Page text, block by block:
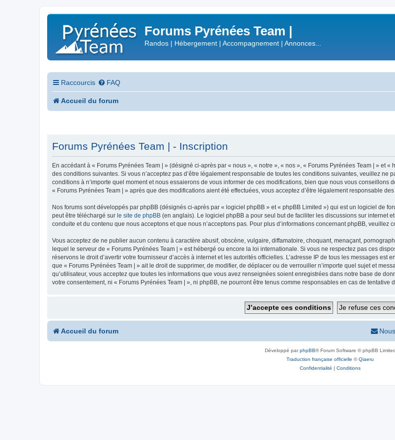
Forums Pyrénées Team |
Randos | Hébergement | Accompagnement | Annonces...
Raccourcis FAQ
Accueil du forum
Forums Pyrénées Team | - Inscription
En accédant à « Forums Pyrénées Team | » (désigné ci-après par « nous », « notre », « nos », « Forums Pyrénées Team | » et
des conditions suivantes. Si vous n’acceptez pas d’être légalement responsable de toutes les conditions suivantes, veuillez ne
conditions à n’importe quel moment et nous essaierons de vous informer de ces modifications, bien que nous vous
« Forums Pyrénées Team | » après que des modifications aient été effectuées, vous acceptez d’être légalement responsable
Nos forums sont développés par phpBB (désignés ci-après par « logiciel phpBB » et « phpBB Limited ») qui est un logiciel de
peut être téléchargé sur le site de phpBB (en anglais). Le logiciel phpBB a pour seul but de faciliter les discussions sur internet
conduite et du contenu que nous acceptons et que nous n’acceptons pas. Pour plus d’informations concernant phpBB, veuillez
Vous acceptez de ne publier aucun contenu à caractère abusif, obscène, vulgaire, diffamatoire, choquant, menaçant,
lequel le serveur de « Forums Pyrénées Team | » est hébergé ou encore la loi internationale. Si vous ne respectez pas ces
réservons le droit d’avertir votre fournisseur d’accès à internet et les autorités officielles. L’adresse IP de tous les messages
que « Forums Pyrénées Team | » ait le droit de supprimer, de modifier, de déplacer ou de verrouiller n’importe quel sujet et
qu’utilisateur, vous acceptez que toutes les informations que vous avez renseignées soient enregistrées dans notre base de
votre consentement, ni « Forums Pyrénées Team | », ni phpBB, ne pourront être tenus comme responsables en cas de
Accueil du forum
Développé parphpBB® Forum Software © phpBB Limited
Traduction française officielle ©Qiaeru
Confidentialité | Conditions